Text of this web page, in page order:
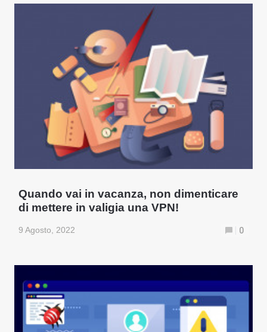
Quando vai in vacanza, non dimenticare
di mettere in valigia una VPN!
9 Agosto, 2022 0